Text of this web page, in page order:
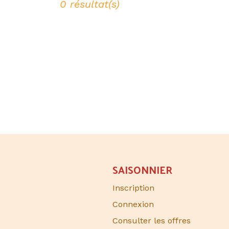
0 résultat(s)
SAISONNIER​
Inscription
Connexion
Consulter les offres